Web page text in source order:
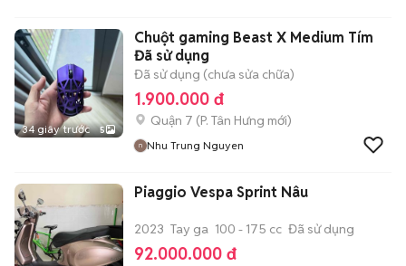
34 giây trước 5
Chuột gaming Beast X Medium Tím
Đã sử dụng
Đã sử dụng (chưa sửa chữa)
1.900.000 đ
Quận 7 (P. Tân Hưng mới)
Nhu Trung Nguyen
Piaggio Vespa Sprint Nâu
2023 Tay ga 100 - 175 cc Đã sử dụng
92.000.000 đ